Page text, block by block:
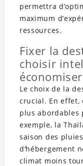
permettra
maximum
ressources.
Fixer la
choisir
économiser
Le choix de la
crucial. En effet,
plus abordables
exemple, la
saison des
d’hébergement
climat moins